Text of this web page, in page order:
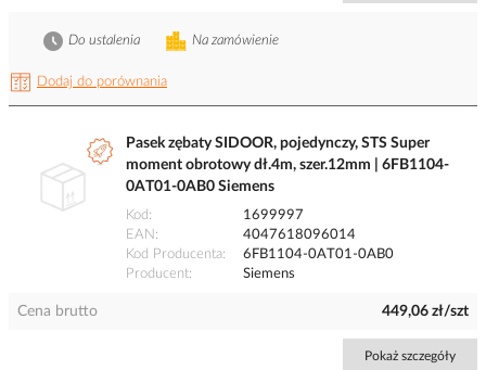
Dodaj do porównania
Na zamówienie
Do ustalenia
Pasek zębaty SIDOOR, pojedynczy, STS Super
moment obrotowy dł.4m, szer.12mm | 6FB1104-
0AT01-0AB0 Siemens
Kod
1699997
EAN
4047618096014
Kod Producenta
6FB1104-0AT01-0AB0
Producent
Siemens
Cena brutto 449,06 zł/szt
Pokaż szczegóły